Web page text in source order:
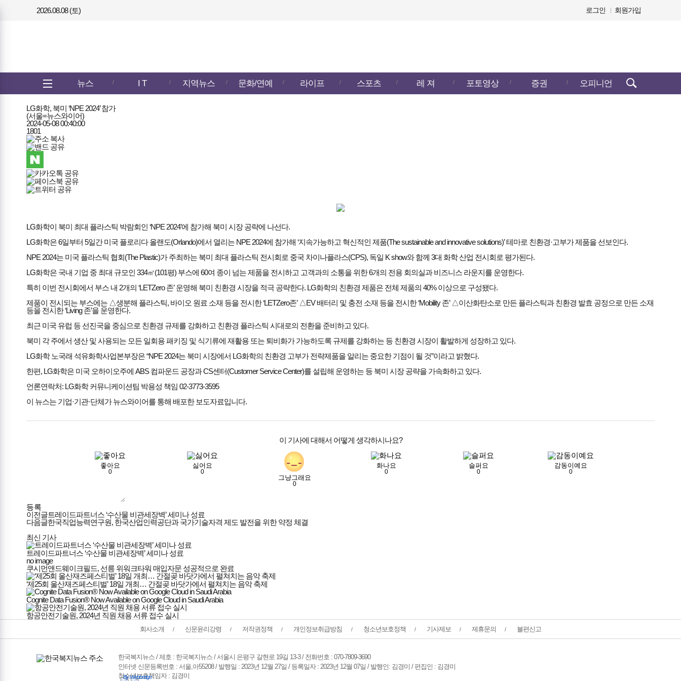
2026.08.08 (토) 로그인 회원가입
전체메뉴
열기/
닫기
뉴스 I T 지역뉴스 문화/연예 라이프 스포츠 레 져 포토영상 증권 오피니언
검색창
열기/
닫기
LG화학, 북미 ‘NPE 2024’ 참가
(서울=뉴스와이어)
2024-05-08 00:40:00
1801
LG화학이 북미 최대 플라스틱 박람회인 ‘NPE 2024’에 참가해 북미 시장 공략에 나선다.
LG화학은 6일부터 5일간 미국 플로리다 올랜도(Orlando)에서 열리는 NPE 2024에 참가해 ‘지속가능하고 혁신적인 제품(The sustainable and innovative solutions)’ 테마로 친환경·고부가 제품을 선보인다.
NPE 2024는 미국 플라스틱 협회(The Plastic)가 주최하는 북미 최대 플라스틱 전시회로 중국 차이나플라스(CPS), 독일 K show와 함께 3대 화학 산업 전시회로 평가된다.
LG화학은 국내 기업 중 최대 규모인 334㎡(101평) 부스에 60여 종이 넘는 제품을 전시하고 고객과의 소통을 위한 6개의 전용 회의실과 비즈니스 라운지를 운영한다.
특히 이번 전시회에서 부스 내 2개의 ‘LETZero 존’ 운영해 북미 친환경 시장을 적극 공략한다. LG화학의 친환경 제품은 전체 제품의 40% 이상으로 구성됐다.
제품이 전시되는 부스에는 △생분해 플라스틱, 바이오 원료 소재 등을 전시한 ‘LETZero존’ △EV 배터리 및 충전 소재 등을 전시한 ‘Mobility 존’ △이산화탄소로 만든 플라스틱과 친환경 발효 공정으로 만든 소재
등을 전시한 ‘Living 존’을 운영한다.
최근 미국 유럽 등 선진국을 중심으로 친환경 규제를 강화하고 친환경 플라스틱 시대로의 전환을 준비하고 있다.
북미 각 주에서 생산 및 사용되는 모든 일회용 패키징 및 식기류에 재활용 또는 퇴비화가 가능하도록 규제를 강화하는 등 친환경 시장이 활발하게 성장하고 있다.
LG화학 노국래 석유화학사업본부장은 “NPE 2024는 북미 시장에서 LG화학의 친환경 고부가 전략제품을 알리는 중요한 기점이 될 것”이라고 밝혔다.
한편, LG화학은 미국 오하이오주에 ABS 컴파운드 공장과 CS센터(Customer Service Center)를 설립해 운영하는 등 북미 시장 공략을 가속화하고 있다.
언론연락처: LG화학 커뮤니케이션팀 박용성 책임 02-3773-3595
이 뉴스는 기업·기관·단체가 뉴스와이어를 통해 배포한 보도자료입니다.
이 기사에 대해서 어떻게 생각하시나요?
좋아요
0
싫어요
0
그냥그래요
0
화나요
0
슬퍼요
0
감동이예요
0
등록
이전글트레이드파트너스 ‘수산물 비관세장벽’ 세미나 성료
다음글한국직업능력연구원, 한국산업인력공단과 국가기술자격 제도 발전을 위한 약정 체결
최신 기사
트레이드파트너스 ‘수산물 비관세장벽’ 세미나 성료
no image
쿠시먼앤드웨이크필드, 선릉 위워크타워 매입자문 성공적으로 완료
‘제25회 울산재즈페스티벌’ 18일 개최… 간절곶 바닷가에서 펼쳐치는 음악 축제
Cognite Data Fusion® Now Available on Google Cloud in Saudi Arabia
항공안전기술원, 2024년 직원 채용 서류 접수 실시
및
회사소개 신문윤리강령 저작권정책 개인정보취급방침 청소년보호정책 기사제보 제휴문의 불편신고
한국복지뉴스 / 제호 : 한국복지뉴스 /서울시 은평구 갈현로 19길 13-3 / 전화번호 : 070-7809-3690
인터넷 신문등록번호 : 서울,아55208 / 발행일 : 2023년 12월 27일 / 등록일자 : 2023년 12월 07일 / 발행인: 김경미 / 편집인 : 김경미
청소년보호책임자 : 김경미
By Webbridge.